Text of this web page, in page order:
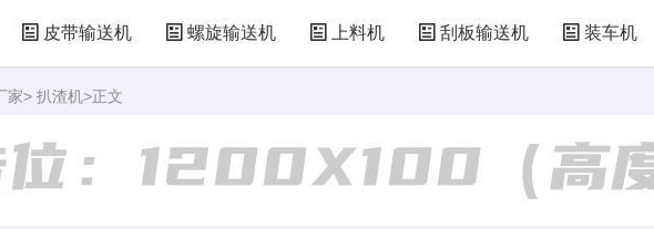
皮带输送机 螺旋输送机 上料机 刮板输送机 装车机
家> 扒渣机>正文